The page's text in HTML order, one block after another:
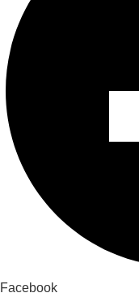
Facebook